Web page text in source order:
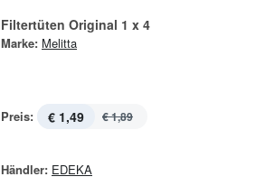
Filtertüten Original 1 x 4
Marke: Melitta
Preis: € 1,49 € 1,89
Händler: EDEKA